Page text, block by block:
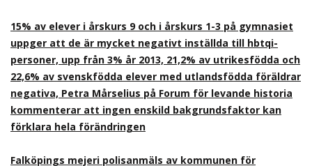
15% av elever i årskurs 9 och i årskurs 1-3 på gymnasiet
uppger att de är mycket negativt inställda till hbtqi-
personer, upp från 3% år 2013, 21,2% av utrikesfödda och
22,6% av svenskfödda elever med utlandsfödda föräldrar
negativa, Petra Mårselius på Forum för levande historia
kommenterar att ingen enskild bakgrundsfaktor kan
förklara hela förändringen
Falköpings mejeri polisanmäls av kommunen för